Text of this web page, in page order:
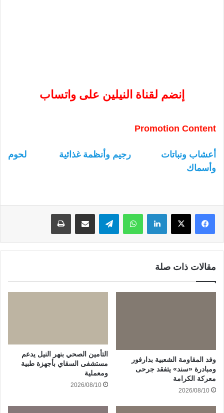
إنضم لقناة النيلين على واتساب
Promotion Content
أعشاب ونباتات رجيم وأنظمة غذائية
لحوم
وأسماك
لينكدإن واتساب
مقالات ذات صلة
وفد المقاومة الشعبية بدارفور
ومبادرة «سند» يتفقد جرحى
معركة الكرامة
2026/08/10
التأمين الصحي بنهر النيل يدعم
مستشفى السقاي بأجهزة طبية
ومعملية
2026/08/10